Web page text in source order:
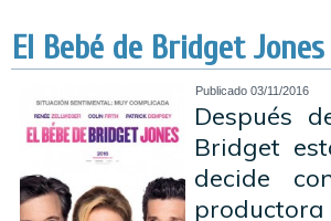
El Bebé de Bridget
Publicado 03/11/2016
Después
Bridget
decide